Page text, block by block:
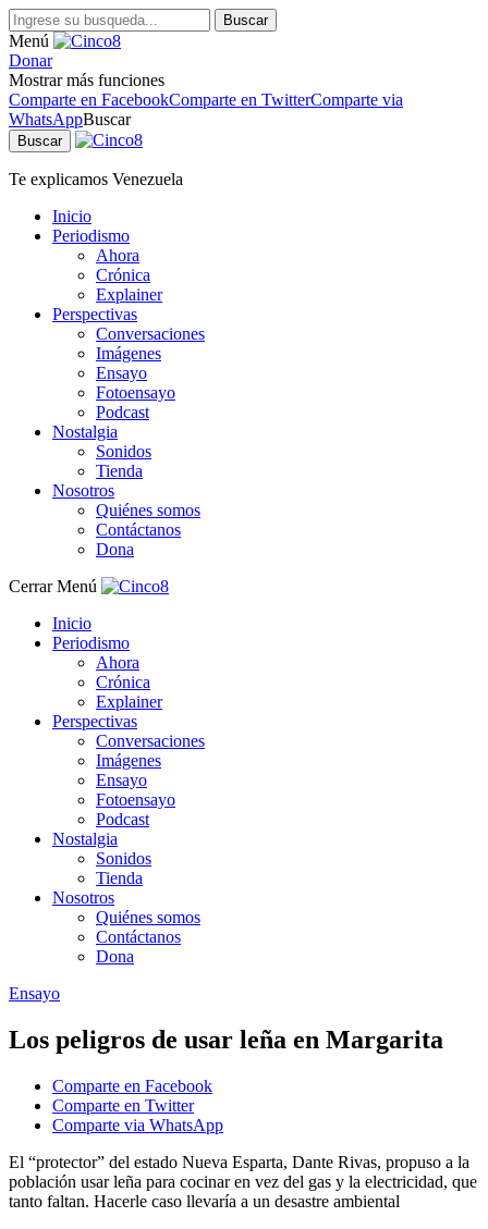
Buscar
Menú
Donar
Mostrar más funciones
Comparte en FacebookComparte en TwitterComparte via
WhatsAppBuscar
Buscar
Te explicamos Venezuela
Inicio
Periodismo
Ahora
Crónica
Explainer
Perspectivas
Conversaciones
Imágenes
Ensayo
Fotoensayo
Podcast
Nostalgia
Sonidos
Tienda
Nosotros
Quiénes somos
Contáctanos
Dona
Cerrar Menú
Inicio
Periodismo
Ahora
Crónica
Explainer
Perspectivas
Conversaciones
Imágenes
Ensayo
Fotoensayo
Podcast
Nostalgia
Sonidos
Tienda
Nosotros
Quiénes somos
Contáctanos
Dona
Ensayo
Los peligros de usar leña en Margarita
Comparte en Facebook
Comparte en Twitter
Comparte via WhatsApp
El “protector” del estado Nueva Esparta, Dante Rivas, propuso a la
población usar leña para cocinar en vez del gas y la electricidad, que
tanto faltan. Hacerle caso llevaría a un desastre ambiental